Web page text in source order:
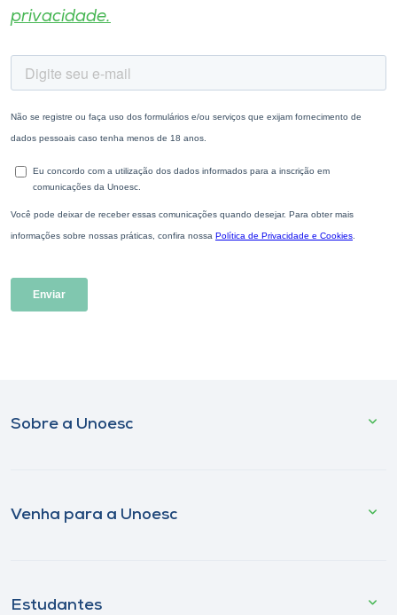
privacidade.
Sobre a Unoesc
Venha para a Unoesc
Estudantes